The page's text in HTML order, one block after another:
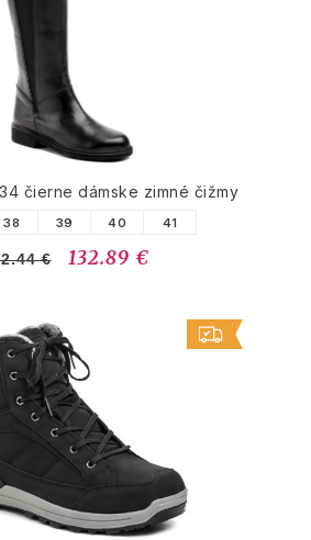
čierne dámske zimné čižmy
38 39 40 41
€ 132.89 €